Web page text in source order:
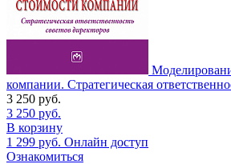
компании. Стратегическая
3 250 руб.
3 250 руб.
В корзину
1 299 руб. Онлайн доступ
Ознакомиться